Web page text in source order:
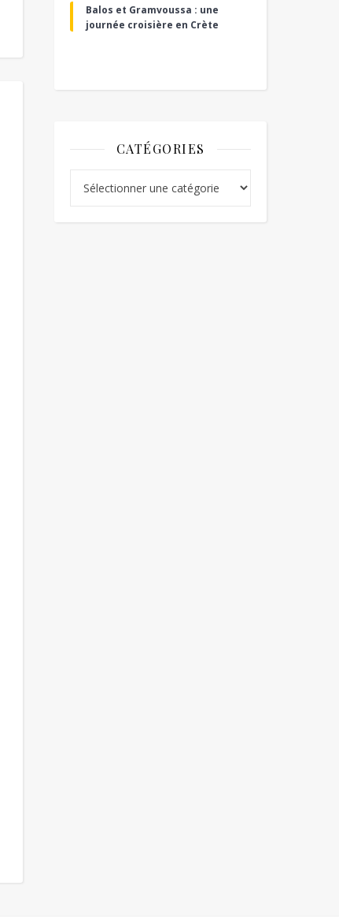
Balos et Gramvoussa : une
journée croisière en Crète
CATÉGORIES